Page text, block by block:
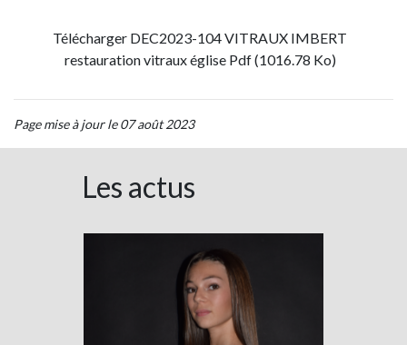
Télécharger DEC2023-104 VITRAUX IMBERT
restauration vitraux église Pdf (1016.78 Ko)
Page mise à jour le 07 août 2023
Les actus